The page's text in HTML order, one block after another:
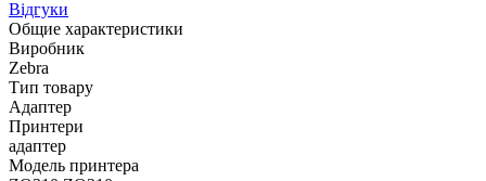
Відгуки
Общие характеристики
Виробник
Zebra
Тип товару
Адаптер
Принтери
адаптер
Модель принтера